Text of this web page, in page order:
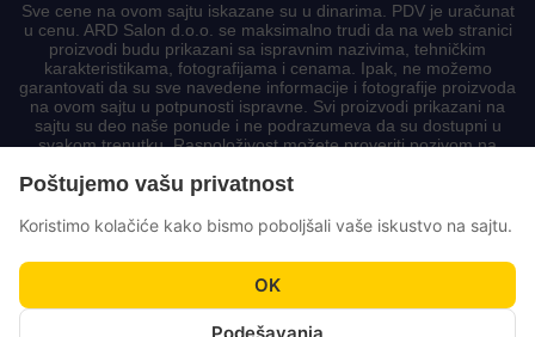
Sve cene na ovom sajtu iskazane su u dinarima. PDV je uračunat
u cenu. ARD Salon d.o.o. se maksimalno trudi da na web stranici
proizvodi budu prikazani sa ispravnim nazivima, tehničkim
karakteristikama, fotografijama i cenama. Ipak, ne možemo
garantovati da su sve navedene informacije i fotografije proizvoda
na ovom sajtu u potpunosti ispravne. Svi proizvodi prikazani na
sajtu su deo naše ponude i ne podrazumeva da su dostupni u
svakom trenutku. Raspoloživost možete proveriti pozivom na
Poštujemo vašu privatnost
Koristimo kolačiće kako bismo poboljšali vaše iskustvo na sajtu.
OK